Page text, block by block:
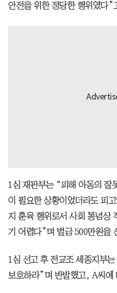
안전을 위한 정당한 행위였다”
1심 재판부는 “피해 아동의 잘
이 필요한 상황이었더라도 피
지 훈육 행위로서 사회 통념상
기 어렵다”며 벌금 500만원을
1심 선고 후 전교조 세종지부
보호하라”며 반발했고, A씨에